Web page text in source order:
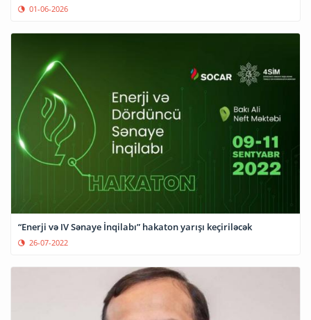
01-06-2026
“Enerji və IV Sənaye İnqilabı” hakaton yarışı keçiriləcək
26-07-2022